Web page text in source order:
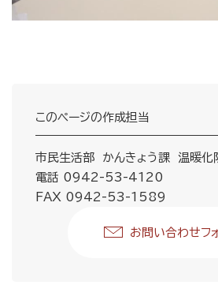
このページの作成担当
市民生活部 かんきょう課 温暖化
電話 0942-53-4120
FAX 0942-53-1589
お問い合わせフ